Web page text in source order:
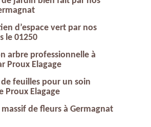
d’espace vert par nos
le 01250
arbre professionnelle à
Proux Elagage
de feuilles pour un soin
Proux Elagage
massif de fleurs à Germagnat